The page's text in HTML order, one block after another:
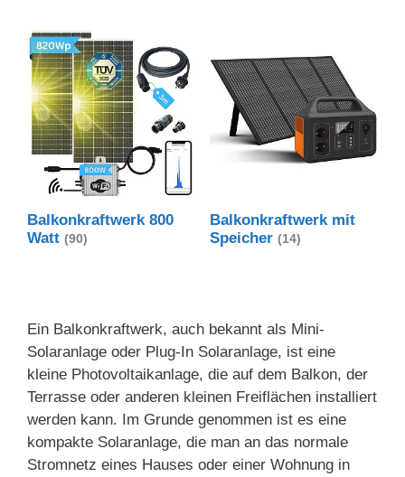
Balkonkraftwerk 800
Watt (90)
Balkonkraftwerk mit
Speicher (14)
Ein Balkonkraftwerk, auch bekannt als Mini-
Solaranlage oder Plug-In Solaranlage, ist eine
kleine Photovoltaikanlage, die auf dem Balkon, der
Terrasse oder anderen kleinen Freiflächen installiert
werden kann. Im Grunde genommen ist es eine
kompakte Solaranlage, die man an das normale
Stromnetz eines Hauses oder einer Wohnung in